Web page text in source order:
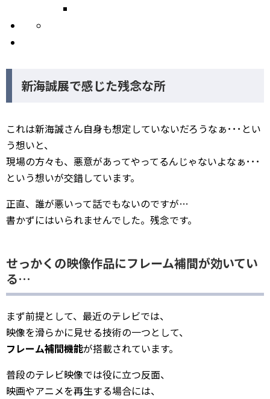
新海誠展で感じた残念な所
これは新海誠さん自身も想定していないだろうなぁ･･･とい
う想いと、
現場の方々も、悪意があってやってるんじゃないよなぁ･･･
という想いが交錯しています。
正直、誰が悪いって話でもないのですが…
書かずにはいられませんでした。残念です。
せっかくの映像作品にフレーム補間が効いてい
る…
まず前提として、最近のテレビでは、
映像を滑らかに見せる技術の一つとして、
フレーム補間機能が搭載されています。
普段のテレビ映像では役に立つ反面、
映画やアニメを再生する場合には、